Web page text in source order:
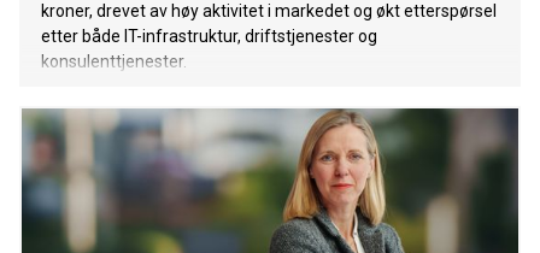
kroner, drevet av høy aktivitet i markedet og økt etterspørsel
etter både IT-infrastruktur, driftstjenester og
konsulenttjenester.